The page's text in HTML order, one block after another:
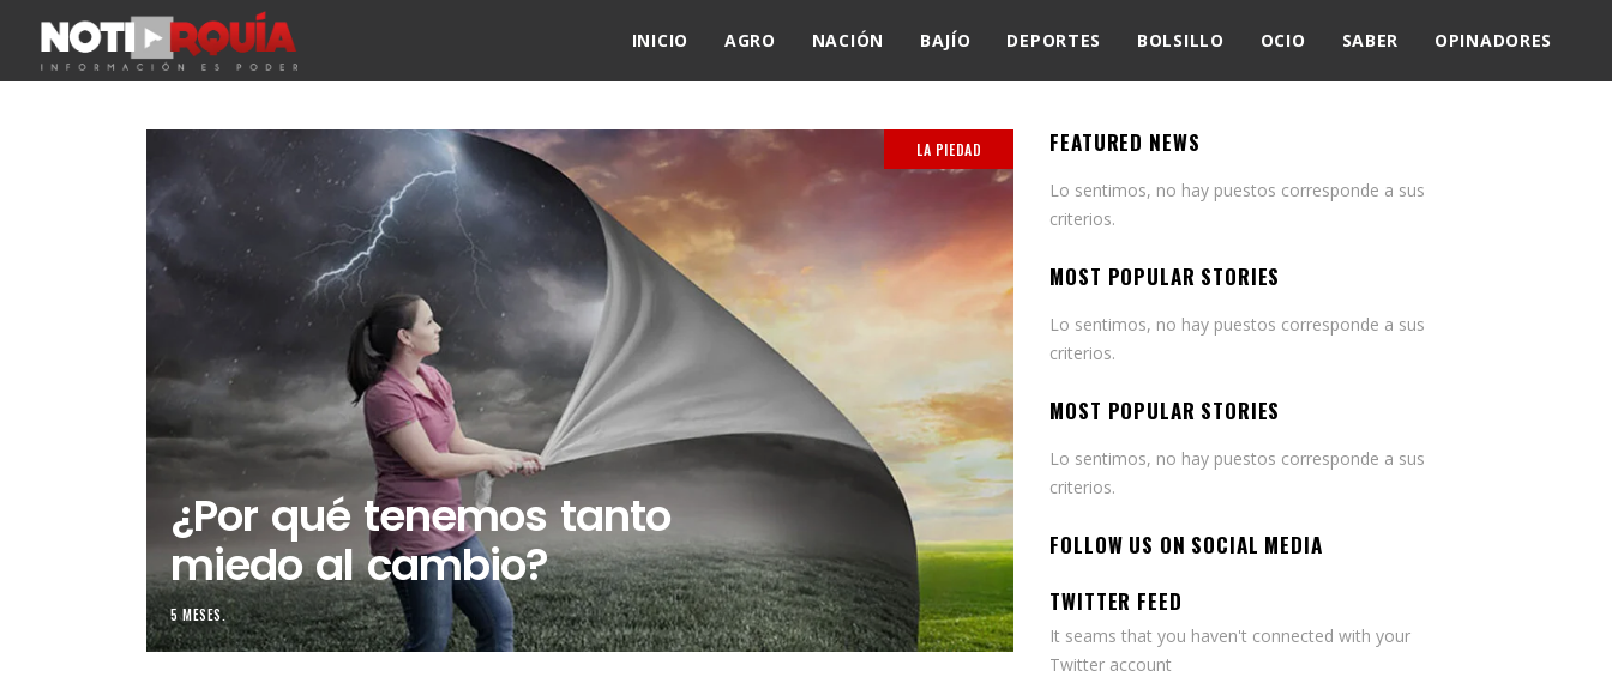
INICIO AGRO NACIÓN BAJÍO DEPORTES BOLSILLO OCIO SABER OPINADORES
LA PIEDAD
¿Por qué tenemos tanto
miedo al cambio?
5 MESES.
FEATURED NEWS
Lo sentimos, no hay puestos corresponde a sus
criterios.
MOST POPULAR STORIES
Lo sentimos, no hay puestos corresponde a sus
criterios.
MOST POPULAR STORIES
Lo sentimos, no hay puestos corresponde a sus
criterios.
FOLLOW US ON SOCIAL MEDIA
TWITTER FEED
It seams that you haven't connected with your
Twitter account